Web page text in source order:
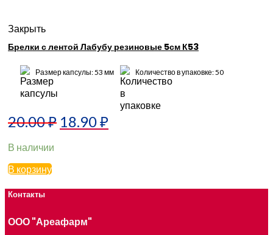
Закрыть
Брелки с лентой Лабубу резиновые 5см К53
Размер капсулы: 53 мм Количество в упаковке: 50
20.00₽ 18.90₽
В наличии
В корзину
Контакты
ООО "Ареафарм"